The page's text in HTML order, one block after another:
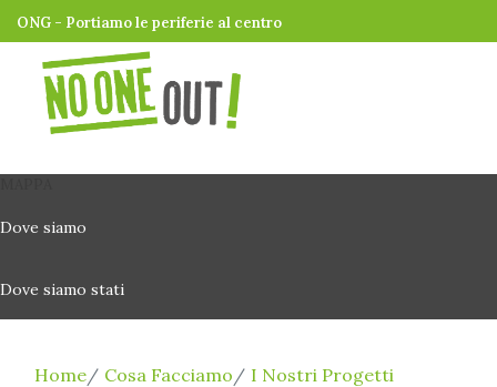
ONG - Portiamo le periferie al centro
Dove siamo
Dove siamo stati
Home Cosa Facciamo
I Nostri Progetti